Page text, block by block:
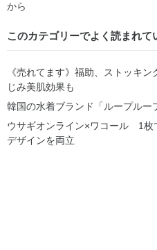
から
このカテゴリーでよく読まれて
《売れてます》福助、ストッキ
じみ美肌効果も
韓国の水着ブランド「ループル
ウサギオンライン×ワコール 1
デザインを両立